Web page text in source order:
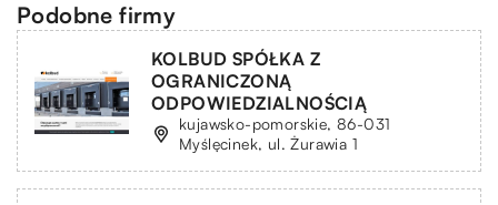
Podobne firmy
KOLBUD SPÓŁKA Z
OGRANICZONĄ
ODPOWIEDZIALNOŚCIĄ
kujawsko-pomorskie, 86-031
Myślęcinek, ul. Żurawia 1